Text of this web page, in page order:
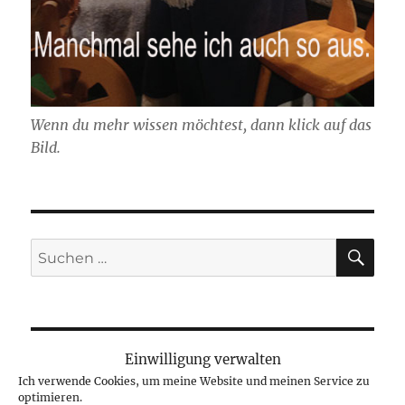
Einwilligung verwalten
Ich verwende Cookies, um meine Website und meinen Service zu
optimieren.
Wenn du mehr wissen möchtest, dann klick auf das
Bild.
Suchen
nach:
NEUESTE BEITRÄGE